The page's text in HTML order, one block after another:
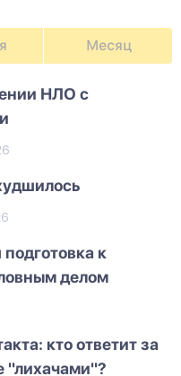
Месяц
НЛО с
к
делом
кто ответит за
"лихачами"?